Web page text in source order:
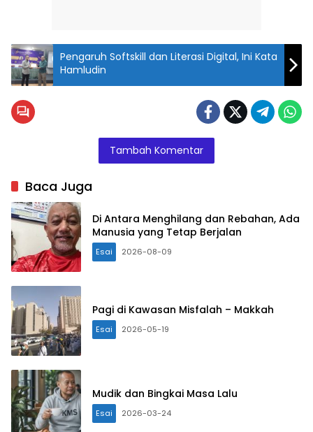
Pengaruh Softskill dan Literasi Digital, Ini Kata
Hamludin
Tambah Komentar
Baca Juga
Di Antara Menghilang dan Rebahan, Ada
Manusia yang Tetap Berjalan
Esai 2026-08-09
Pagi di Kawasan Misfalah – Makkah
Esai 2026-05-19
Mudik dan Bingkai Masa Lalu
Esai 2026-03-24